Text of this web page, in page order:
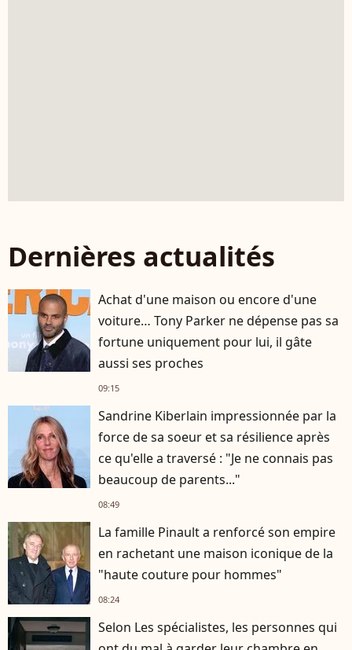
Dernières actualités
Achat d'une maison ou encore d'une
voiture… Tony Parker ne dépense pas sa
fortune uniquement pour lui, il gâte
aussi ses proches
09:15
Sandrine Kiberlain impressionnée par la
force de sa soeur et sa résilience après
ce qu'elle a traversé : "Je ne connais pas
beaucoup de parents..."
08:49
La famille Pinault a renforcé son empire
en rachetant une maison iconique de la
"haute couture pour hommes"
08:24
Selon Les spécialistes, les personnes qui